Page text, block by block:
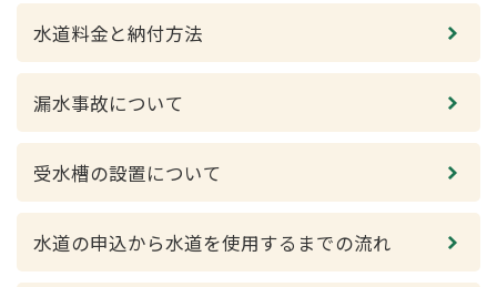
水道料金と納付方法
漏水事故について
受水槽の設置について
水道の申込から水道を使用するまでの流れ